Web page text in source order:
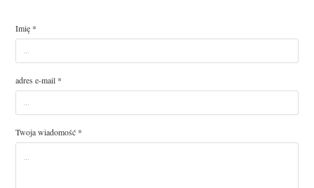
Imię *
adres e-mail *
Twoja wiadomość *